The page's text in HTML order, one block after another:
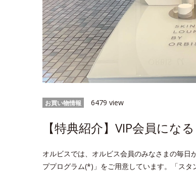
お買い物情報 6479 view
【特典紹介】VIP会員にな
オルビスでは、オルビス会員のみなさまの毎日
ププログラム(*)」をご用意しています。「ス